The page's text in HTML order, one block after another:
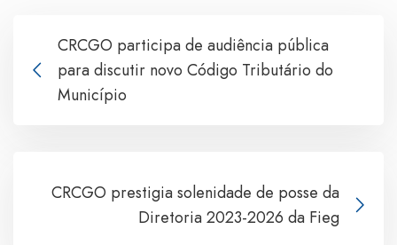
CRCGO participa de audiência pública
para discutir novo Código Tributário do
Município
CRCGO prestigia solenidade de posse da
Diretoria 2023-2026 da Fieg